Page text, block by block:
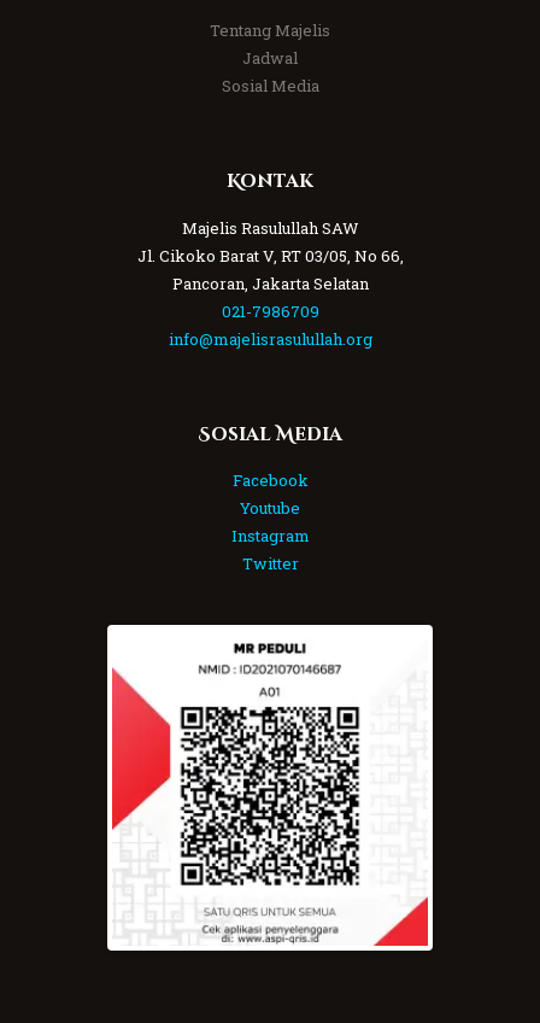
Tentang Majelis
Jadwal
Sosial Media
Kontak
Majelis Rasulullah SAW
Jl. Cikoko Barat V, RT 03/05, No 66,
Pancoran, Jakarta Selatan
021-7986709
info@majelisrasulullah.org
Sosial Media
Facebook
Youtube
Instagram
Twitter